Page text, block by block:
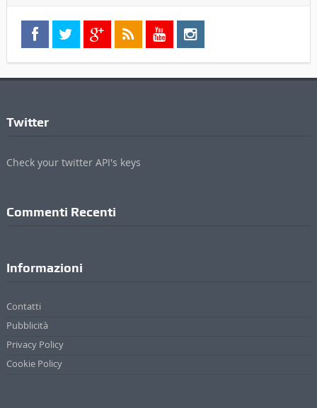
Twitter
Check your twitter API's keys
Commenti Recenti
Informazioni
Contatti
Pubblicità
Privacy Policy
Cookie Policy